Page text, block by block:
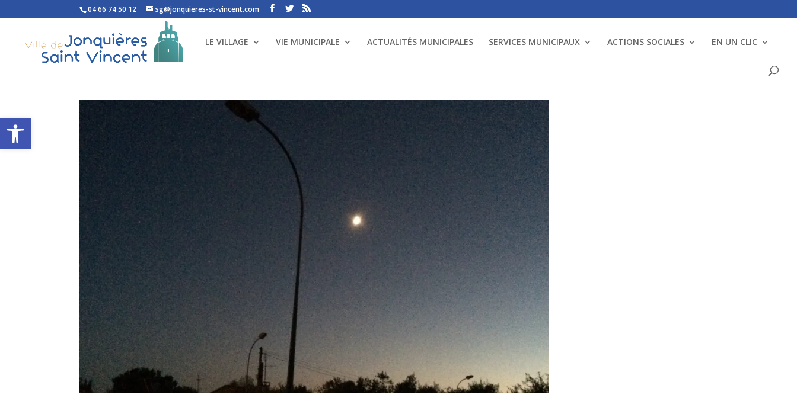
Ouvrir la barre d’outils
04 66 74 50 12 sg@jonquieres-st-vincent.com
LE VILLAGE VIE MUNICIPALE ACTUALITÉS MUNICIPALES SERVICES MUNICIPAUX ACTIONS SOCIALES EN UN CLIC